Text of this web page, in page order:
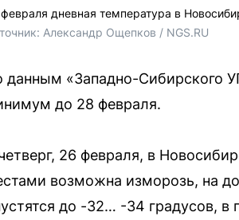
дневная температура в
Александр Ощепков / NGS.RU
данным «Западно-Сибирского
до 28 февраля.
26 февраля, в
возможна изморозь, на
до -32… -34 градусов,